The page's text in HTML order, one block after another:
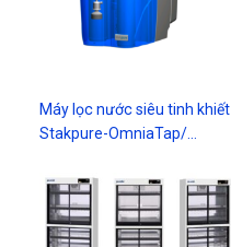
Máy lọc nước siêu tinh khiết
Stakpure-OmniaTap/…